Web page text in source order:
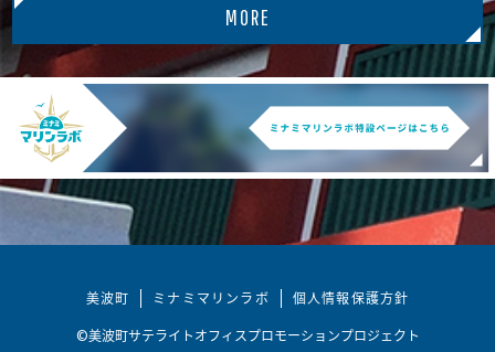
MORE
美波町 ミナミマリンラボ
個人情報保護方針
©美波町サテライトオフィスプロモーションプロジェクト